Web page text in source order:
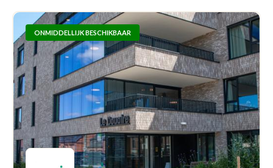
ONMIDDELLIJK BESCHIKBAAR